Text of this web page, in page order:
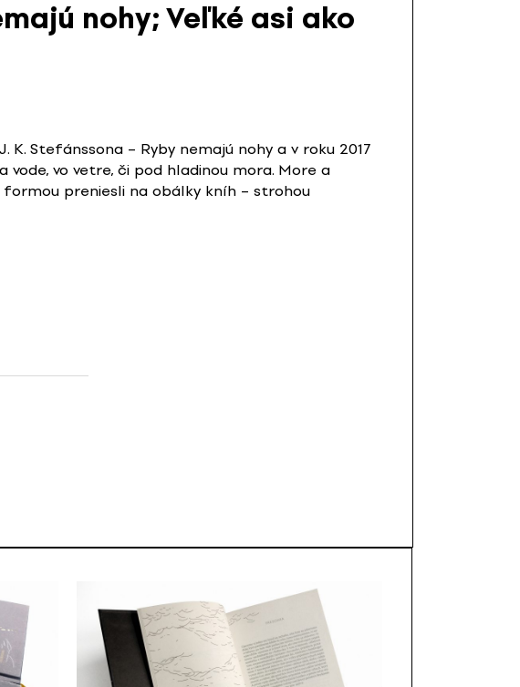
nohy; Veľké asi ako
Stefánssona – Ryby nemajú nohy a v roku 2017
vode, vo vetre, či pod hladinou mora. More a
preniesli na obálky kníh – strohou